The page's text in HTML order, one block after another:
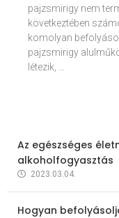
pajzsmirigy nem
következtében
komolyan
pajzsmirigy
létezik, …
Az egészséges
alkoholfogyasztás
2023.03.04.
Hogyan